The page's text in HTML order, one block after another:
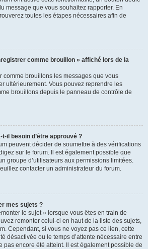
message que vous souhaitez rapporter. En
toutes les étapes nécessaires afin de
comme brouillon » affiché lors de la
comme brouillons les messages que vous
ultérieurement. Vous pouvez reprendre les
brouillons depuis le panneau de contrôle de
il besoin d’être approuvé ?
peuvent décider de soumettre à des vérifications
sur le forum. Il est également possible que
groupe d’utilisateurs aux permissions limitées.
contacter un administrateur du forum.
mes sujets ?
le sujet » lorsque vous êtes en train de
remonter celui-ci en haut de la liste des sujets,
Cependant, si vous ne voyez pas ce lien, cette
désactivée ou le temps d’attente nécessaire entre
pas encore été atteint. Il est également possible de